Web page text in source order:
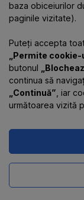
Informații
Contacte
baza obiceiurilor
paginile vizitate).
Puteți accepta
„Permite cookie-
butonul
continua să
„Continuă” , iar
următoarea vizită